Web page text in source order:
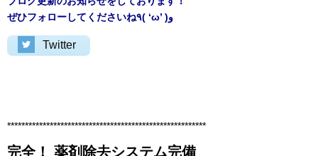
ぜひフォローしてくださいね٩( ‘ω’ )و
Twitter
********************************************************
完全！ 薬剤除去システム完備